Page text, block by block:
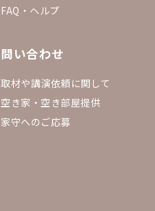
FAQ・ヘルプ
問い合わせ
取材や講演依頼に関して
空き家・空き部屋提供
家守へのご応募